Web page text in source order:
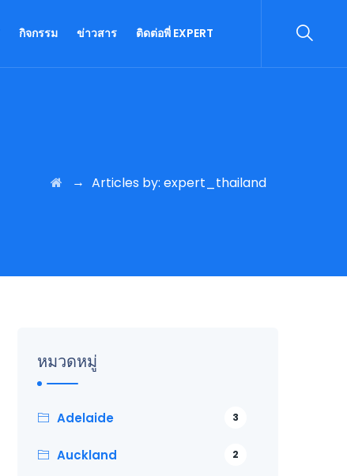
กิจกรรม ข่าวสาร ติดต่อพี่ EXPERT
→ Articles by: expert_thailand
หมวดหมู่
Adelaide 3
Auckland 2